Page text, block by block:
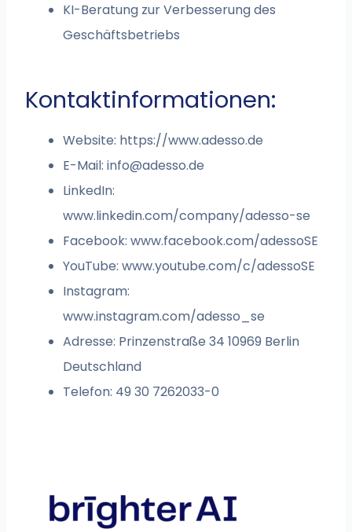
KI-Beratung zur Verbesserung des
Geschäftsbetriebs
Kontaktinformationen:
Website: https://www.adesso.de
E-Mail:info@adesso.de
LinkedIn:
www.linkedin.com/company/adesso-se
Facebook: www.facebook.com/adessoSE
YouTube: www.youtube.com/c/adessoSE
Instagram:
www.instagram.com/adesso_se
Adresse: Prinzenstraße 34 10969 Berlin
Deutschland
Telefon: 49 30 7262033-0